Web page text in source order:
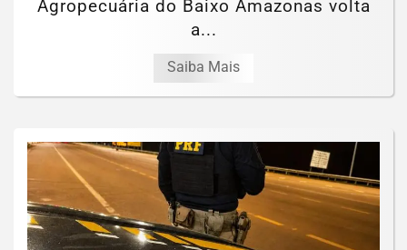
Agropecuária do Baixo Amazonas volta
a...
Saiba Mais